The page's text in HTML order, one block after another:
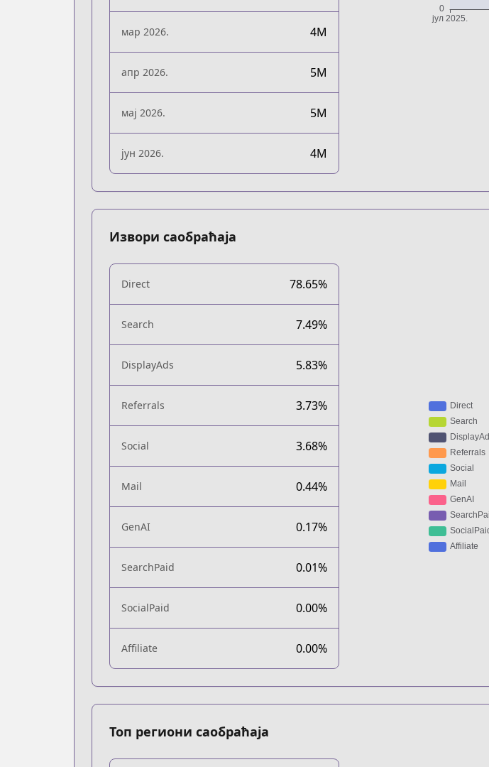
мар 2026. 4M
апр 2026. 5M
мај 2026. 5M
јун 2026. 4M
Извори саобраћаја
Direct 78.65%
Search 7.49%
DisplayAds 5.83%
Referrals 3.73%
Social 3.68%
Mail 0.44%
GenAI 0.17%
SearchPaid 0.01%
SocialPaid 0.00%
Affiliate 0.00%
Топ региони саобраћаја